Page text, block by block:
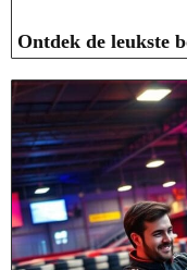
Ontdek de leukste